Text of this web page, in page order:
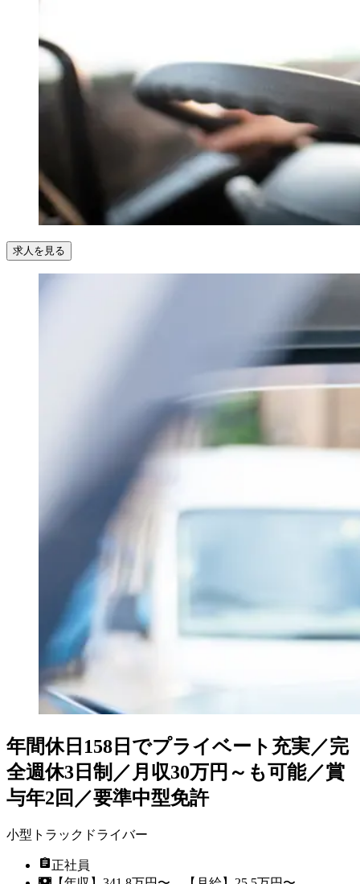
求人を見る
年間休日158日でプライベート充実／完
全週休3日制／月収30万円～も可能／賞
与年2回／要準中型免許
小型トラックドライバー
正社員